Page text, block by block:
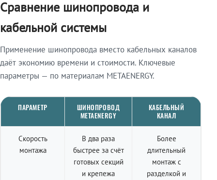
Сравнение шинопровода и
кабельной системы
Применение шинопровода вместо кабельных каналов
даёт экономию времени и стоимости. Ключевые
параметры — по материалам METAENERGY.
ПАРАМЕТР
ШИНОПРОВОД
METAENERGY
КАБЕЛЬНЫЙ
КАНАЛ
Скорость
монтажа
В два раза
быстрее за счёт
готовых секций
и крепежа
Более
длительный
монтаж с
разделкой и